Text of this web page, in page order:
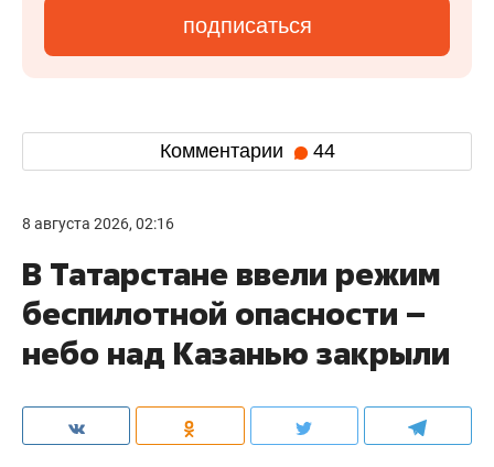
подписаться
Комментарии 44
8 августа 2026, 02:16
В Татарстане ввели режим
беспилотной опасности –
небо над Казанью закрыли